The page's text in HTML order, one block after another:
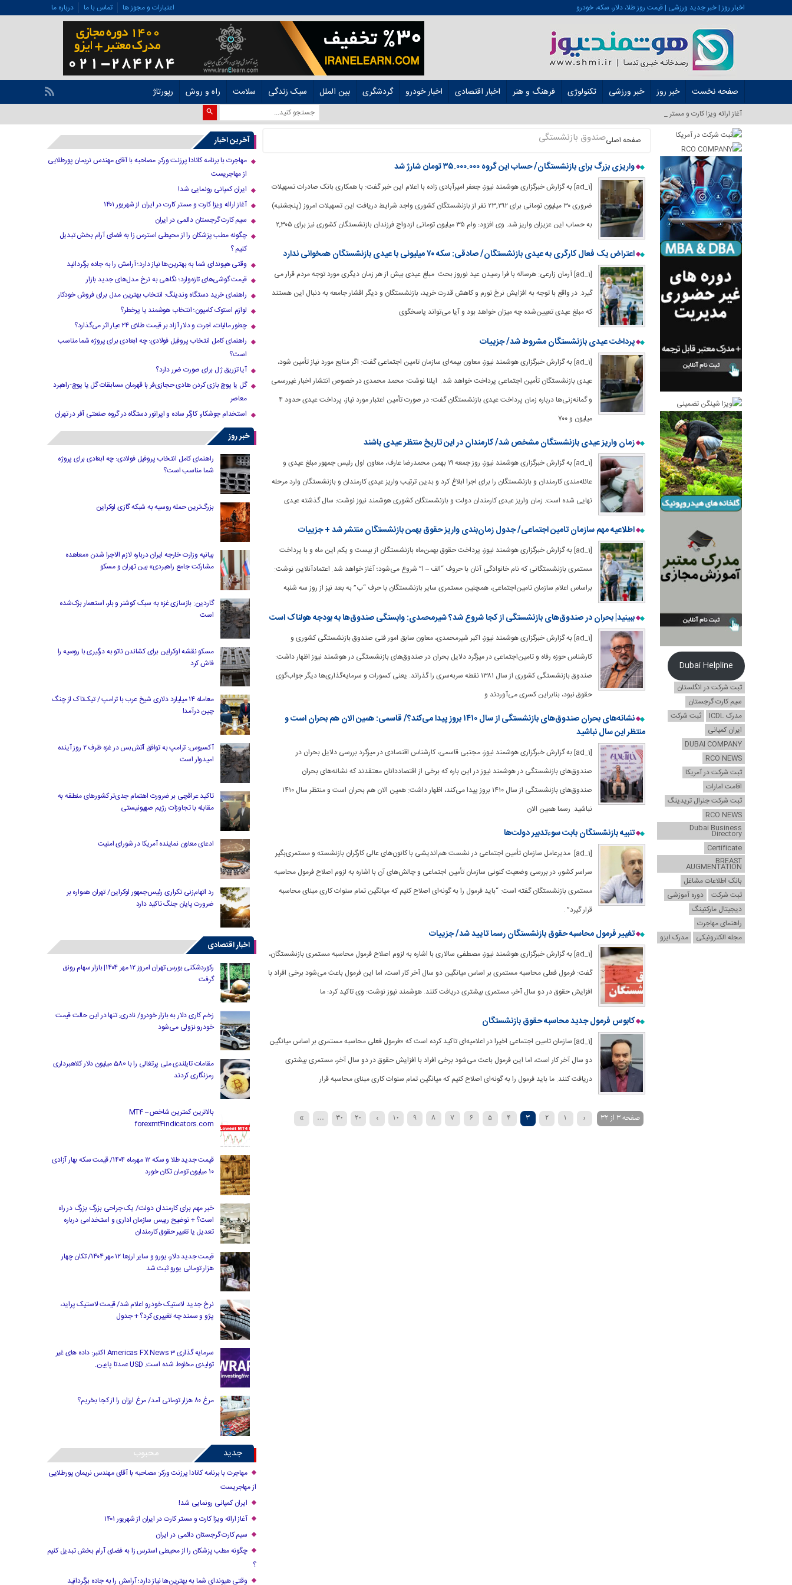
اخبار روز | خبر جدید ورزشی | قیمت روز طلا، دلار، سکه، خودرو اعتبارات و مجوز ها تماس با ما درباره ما
صفحه نخست خبر روز خبر ورزشی تکنولوژی فرهنگ و هنر اخبار اقتصادی اخبار خودرو گردشگری بین الملل سبک زندگی سلامت راه و روش رپورتاژ
آغاز ارائه ویزا کارت و مستر کارت در ایرا_
صفحه اصلیصندوق بازنشستگی
واریزی بزرگ برای بازنشستگان/ حساب این گروه ۳۵.۰۰۰.۰۰۰ تومان شارژ شد
[ad_1] به گزارش خبرگزاری هوشمند نیوز، جعفر امیرآبادی زاده با اعلام این خبر گفت: با همکاری بانک صادرات تسهیلات
ضروری ۳۰ میلیون تومانی برای ۲۳,۲۹۲ نفر از بازنشستگان کشوری واجد شرایط دریافت این تسهیلات امروز (پنجشنبه)
به حساب این عزیزان واریز شد. وی افزود: وام ۳۵ میلیون تومانی ازدواج فرزندان بازنشستگان کشوری نیز برای ۲٬۳۰۵
اعتراض یک فعال کارگری به عیدی بازنشستگان/ صادقی: سکه ۷۰ میلیونی با عیدی بازنشستگان همخوانی ندارد
[ad_1] آرمان زارعی: هرساله با فرا رسیدن عید نوروز بحث مبلغ عیدی بیش از هر زمان دیگری مورد توجه مردم قرار می
گیرد. در واقع با توجه به افزایش نرخ تورم و کاهش قدرت خرید، بازنشستگان و دیگر اقشار جامعه به دنبال این هستند
که مبلغ عیدی تعیین‌شده چه میزان خواهد بود و آیا می‌تواند پاسخگوی
پرداخت عیدی بازنشستگان مشروط شد/ جزییات
[ad_1] به گزارش خبرگزاری هوشمند نیوز، معاون بیمه‌ای سازمان تامین اجتماعی گفت: اگر منابع مورد نیاز تأمین شود،
عیدی بازنشستگان تأمین اجتماعی پرداخت خواهد شد. ایلنا نوشت: محمد محمدی در خصوص انتشار اخبار غیررسمی
و گمانه‌زنی‌ها درباره زمان پرداخت عیدی بازنشستگان گفت: در صورت تأمین اعتبار مورد نیاز، پرداخت عیدی حدود ۴
میلیون و ۷۰۰
زمان واریز عیدی بازنشستگان مشخص شد/ کارمندان در این تاریخ منتظر عیدی باشند
[ad_1] به گزارش خبرگزاری هوشمند نیوز، روز جمعه ۱۹ بهمن محمدرضا عارف، معاون اول رئیس جمهور مبلغ عیدی و
عائله‌مندی کارمندان و بازنشستگان را برای اجرا ابلاغ کرد و بدین ترتیب واریز عیدی کارمندان و بازنشستگان وارد مرحله
نهایی شده است. زمان واریز عیدی کارمندان دولت و بازنشستگان کشوری هوشمند نیوز نوشت: سال گذشته عیدی
اطلاعیه مهم سازمان تامین اجتماعی/ جدول زمان‌بندی واریز حقوق بهمن بازنشستگان منتشر شد + جزییات
[ad_1] به گزارش خبرگزاری هوشمند نیوز، پرداخت حقوق بهمن‌ماه بازنشستگان از بیست‌ و یکم این ماه و با پرداخت
مستمری بازنشستگانی که نام خانوادگی آنان با حروف “الف – ا” شروع می‌شود؛ آغاز خواهد شد. اعتمادآنلاین نوشت:
براساس اعلام سازمان تامین‌اجتماعی، همچنین مستمری سایر بازنشستگان با حرف “ب” به بعد نیز از روز سه شنبه
ببینید| بحران در صندوق‌های بازنشستگی از کجا شروع شد؟ شیرمحمدی: وابستگی صندوق‌ها به بودجه هولناک است
[ad_1] به گزارش خبرگزاری هوشمند نیوز، اکبر شیرمحمدی، معاون سابق امور فنی صندوق بازنشستگی کشوری و
کارشناس حوزه رفاه و تامین‌اجتماعی در میزگرد دلایل بحران در صندوق‌های بازنشستگی در هوشمند نیوز اظهار داشت:
صندوق بازنشستگی کشوری از سال ۱۳۸۱ نقطه سربه‌سری را گذراند. یعنی کسورات و سرمایه‌گذاری‌ها دیگر جواب‌گوی
حقوق نبود، بنابراین کسری می‌آوردند و
نشانه‌های بحران صندوق‌های بازنشستگی از سال ۱۴۱۰ بروز پیدا می‌کند؟/ قاسمی: همین الان هم بحران است و
منتظر این سال نباشید
[ad_1] به گزارش خبرگزاری هوشمند نیوز، مجتبی قاسمی، کارشناس اقتصادی در میزگرد بررسی دلایل بحران در
صندوق‌های بازنشستگی در هوشمند نیوز در این باره که برخی از اقتصاددانان معتقدند که نشانه‌های بحران
صندوق‌های بازنشستگی از سال ۱۴۱۰ بروز پیدا می‌کند، اظهار داشت: همین الان هم بحران است و منتظر سال ۱۴۱۰
نباشید. رسما همین الان
تنبیه بازنشستگان بابت سوء‌تدبیر دولت‌ها
[ad_1] مدیرعامل سازمان تأمین اجتماعی در نشست هم‌اندیشی با کانون‌های عالی کارگران بازنشسته و مستمری‌بگیر
سراسر کشور، در بررسی وضعیت کنونی سازمان تأمین اجتماعی و چالش‌های آن با اشاره به لزوم اصلاح فرمول محاسبه
مستمری بازنشستگان گفته است: “باید فرمول را به گونه‌ای اصلاح کنیم که میانگین تمام سنوات کاری مبنای محاسبه
قرار گیرد” .
تغییر فرمول محاسبه حقوق بازنشستگان رسما تایید شد/ جزییات
[ad_1] به گزارش خبرگزاری هوشمند نیوز، مصطفی سالاری با اشاره به لزوم اصلاح فرمول محاسبه مستمری بازنشستگان،
گفت: فرمول فعلی محاسبه مستمری بر اساس میانگین دو سال آخر کار است، اما این فرمول باعث می‌شود برخی افراد با
افزایش حقوق در دو سال آخر، مستمری بیشتری دریافت کنند. هوشمند نیوز نوشت: وی تاکید کرد: ما
کابوس فرمول جدید محاسبه حقوق بازنشستگان
[ad_1] سازمان تامین اجتماعی اخیرا در اعلامیه‌ای تاکید کرده است که «فرمول فعلی محاسبه مستمری بر اساس میانگین
دو سال آخر کار است، اما این فرمول باعث می‌شود برخی افراد با افزایش حقوق در دو سال آخر، مستمری بیشتری
دریافت کنند. ما باید فرمول را به گونه‌ای اصلاح کنیم که میانگین تمام سنوات کاری مبنای محاسبه قرار
صفحه 3 از 32 ‹
1
2
3
4
5
6
7
8
9
10
›
20
30
...
»
Dubai Helpline
ثبت شرکت در انگلستان
سیم کارت گرجستان
مدرک ICDL
ثبت شرکت
ایران کمپانی
DUBAI COMPANY
RCO NEWS
ثبت شرکت در آمریکا
اقامت امارات
ثبت شرکت جنرال تریدینگ
RCO NEWS
Dubai Business
Directory
Certificate
BREAST
AUGMENTATION
بانک اطلاعات مشاغل
ثبت شرکت
دوره آموزشی
دیجیتال مارکتینگ
راهنمای مهاجرت
مجله الکترونیکی
مدرک ایزو
آخرین اخبار
مهاجرت با برنامه کانادا پرزنت ورکر: مصاحبه با آقای مهندس نریمان پورطلایی
از مهاجریست
ایران کمپانی رونمایی شد!
آغاز ارائه ویزا کارت و مستر کارت در ایران از شهریور ۱۴۰۱
سیم کارت گرجستان دائمی در ایران
چگونه مطب پزشکان را از محیطی استرس زا به فضای آرام بخش تبدیل
کنیم ؟
وقتی هیوندای شما به بهترین‌ها نیاز دارد؛ آرامش را به جاده برگردانید
قیمت گوشی‌های تازه‌وارد؛ نگاهی به نرخ مدل‌های جدید بازار
راهنمای خرید دستگاه وندینگ: انتخاب بهترین مدل برای فروش خودکار
لوازم استوک کامیون؛ انتخاب هوشمند یا پرخطر؟
چطور مالیات، اجرت و دلار آزاد بر قیمت طلای ۲۴ عیار اثر می‌گذارد؟
راهنمای کامل انتخاب پروفیل فولادی: چه ابعادی برای پروژه شما مناسب
است؟
آیا تزریق ژل برای صورت ضرر دارد​؟
گل یا پوچ بازی کردن هادی حجازی‌فر با قهرمان مسابقات گل یا پوچ-راهبرد
معاصر
استخدام جوشکار، کارگر ساده و اپراتور دستگاه در گروه صنعتی آفر در تهران
خبر روز
راهنمای کامل انتخاب پروفیل فولادی: چه ابعادی برای پروژه
شما مناسب است؟
بزرگ‌ترین حمله روسیه به شبکه گازی اوکراین
بیانیه وزارت خارجه ایران درباره لازم‌ الاجرا شدن «معاهده
مشارکت جامع راهبردی» بین تهران و مسکو
گاردین: بازسازی غزه به سبک کوشنر و بلر، استعمار بزک‌شده
است
مسکو نقشه اوکراین برای کشاندن ناتو به درگیری با روسیه را
فاش کرد
معامله ۱۴ میلیارد دلاری شیخ عرب با ترامپ / تیک‌تاک از چنگ
چین درآمد!
آکسیوس: ترامپ به توافق آتش‌بس در غزه ظرف ۲ روز آینده
امیدوار است
تاکید عراقچی بر ضرورت اهتمام جدی‌تر کشورهای منطقه به
مقابله با تجاوزات رژیم صهیونیستی
ادعای معاون نماینده آمریکا در شورای امنیت
رد اتهام‌زنی تکراری رئیس‌جمهور اوکراین/ تهران همواره بر
ضرورت پایان جنگ تاکید دارد
اخبار اقتصادی
رکوردشکنی بورس تهران امروز ۱۲ مهر ۱۴۰۴| بازار سهام رونق
گرفت
زخم کاری دلار به بازار خودرو/ نادری: تنها در این حالت قیمت
خودرو نزولی می‌شود
مقامات تایلندی ملی پرتغالی را با 580 میلیون دلار کلاهبرداری
رمزنگاری کردند
بالاترین کمترین شاخص MT4 –
forexmt4indicators.com
قیمت جدید طلا و سکه ۱۲ مهرماه ۱۴۰۴/ قیمت سکه بهار آزادی
۱۰ میلیون تومان تکان خورد
خبر مهم برای کارمندان دولت/ یک جراحی بزرگ بزرگ در راه
است؟ + توضیح رییس سازمان اداری و استخدامی درباره
تعدیل یا تغییر حقوق کارمندان
قیمت جدید دلار، یورو و سایر ارزها ۱۲ مهر ۱۴۰۴/ تکان چهار
هزار تومانی یورو ثبت شد
نرخ جدید لاستیک خودرو اعلام شد/ قیمت لاستیک پراید،
پژو و سمند چه تغییری کرد؟ + جدول
سرمایه گذاری Americas FX News 3 اکتبر: داده های غیر
تولیدی مخلوط شده است. USD عمدتا پایین.
مرغ ۸۰ هزار تومانی آمد/ مرغ ارزان را از کجا بخریم؟
جدید محبوب
مهاجرت با برنامه کانادا پرزنت ورکر: مصاحبه با آقای مهندس نریمان پورطلایی
از مهاجریست
ایران کمپانی رونمایی شد!
آغاز ارائه ویزا کارت و مستر کارت در ایران از شهریور ۱۴۰۱
سیم کارت گرجستان دائمی در ایران
چگونه مطب پزشکان را از محیطی استرس زا به فضای آرام بخش تبدیل کنیم
؟
وقتی هیوندای شما به بهترین‌ها نیاز دارد؛ آرامش را به جاده برگردانید